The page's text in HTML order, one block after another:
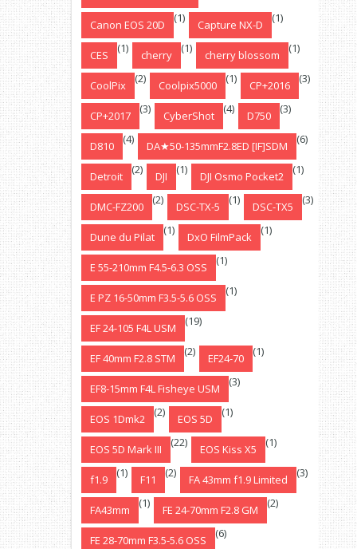
Canon EOS 20D (1) Capture NX-D (1)
CES (1) cherry (1) cherry blossom (1)
CoolPix (2) Coolpix5000 (1) CP+2016 (3)
CP+2017 (3) CyberShot (4) D750 (3)
D810 (4) DA★50-135mmF2.8ED [IF]SDM (6)
Detroit (2) DJI (1) DJI Osmo Pocket2 (1)
DMC-FZ200 (2) DSC-TX-5 (1) DSC-TX5 (3)
Dune du Pilat (1) DxO FilmPack (1)
E 55-210mm F4.5-6.3 OSS (1)
E PZ 16-50mm F3.5-5.6 OSS (1)
EF 24-105 F4L USM (19)
EF 40mm F2.8 STM (2) EF24-70 (1)
EF8-15mm F4L Fisheye USM (3)
EOS 1Dmk2 (2) EOS 5D (1)
EOS 5D Mark III (22) EOS Kiss X5 (1)
f1.9 (1) F11 (2) FA 43mm f1.9 Limited (3)
FA43mm (1) FE 24-70mm F2.8 GM (2)
FE 28-70mm F3.5-5.6 OSS (6)